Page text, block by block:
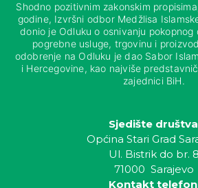
Shodno pozitivnim zakonskim
godine, Izvršni odbor Medžlisa
donio je Odluku o osnivanju pokopnog
pogrebne usluge, trgovinu i
odobrenje na Odluku je dao Sabor
i Hercegovine, kao najviše
zajednici BiH.
Sjedište društva
Općina Stari Grad
Ul. Bistrik do br. 8
71000 Sarajevo
Kontakt